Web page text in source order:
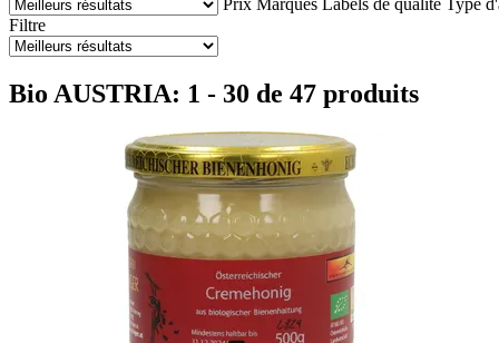
Filtre
Bio AUSTRIA: 1 - 30 de 47 produits